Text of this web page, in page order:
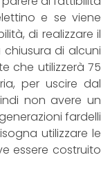
e se viene
di realizzare il
di alcuni
che utilizzerà 75
per uscire dal
non avere un
fardelli
utilizzare le
essere costruito